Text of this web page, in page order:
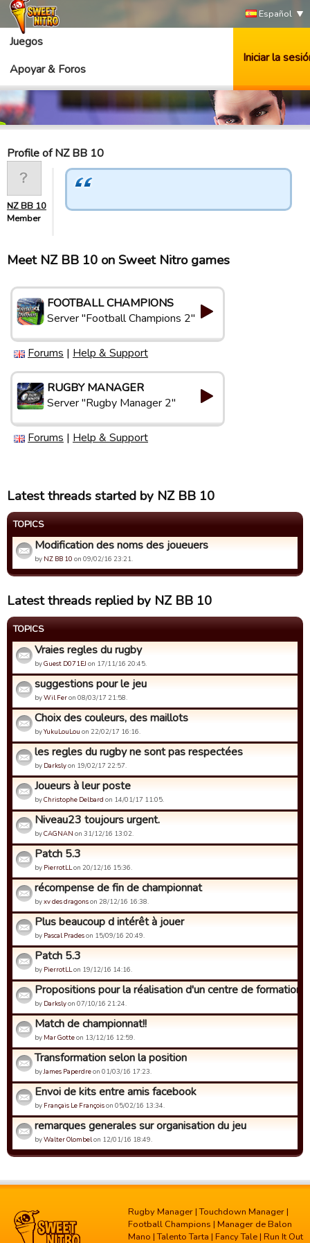
Español
Juegos
Apoyar & Foros
Iniciar la
Profile of NZ BB 10
NZ BB 10
Member
Meet NZ BB 10 on Sweet Nitro games
FOOTBALL CHAMPIONS
Server "Football Champions 2"
Forums | Help & Support
RUGBY MANAGER
Server "Rugby Manager 2"
Forums | Help & Support
Latest threads started by NZ BB 10
TOPICS
Modification des noms des joueuers
by NZ BB 10 on 09/02/16 23:21.
Latest threads replied by NZ BB 10
TOPICS
Vraies regles du rugby
byGuest D071EJ on 17/11/16 20:45.
suggestions pour le jeu
byWil Feron 08/03/17 21:58.
Choix des couleurs, des maillots
byYukuLouLou on 22/02/17 16:16.
les regles du rugby ne sont pas respectées
by Darkslyon 19/02/17 22:57.
Joueurs à leur poste
byChristophe Delbard on 14/01/17 11:05.
Niveau23 toujours urgent.
byCAGNAN on 31/12/16 13:02.
Patch 5.3
by PierrotLLon 20/12/16 15:36.
récompense de fin de championnat
byxv des dragonson 28/12/16 16:38.
Plus beaucoup d intérêt à jouer
by Pascal Pradeson 15/09/16 20:49.
Patch 5.3
by PierrotLLon 19/12/16 14:16.
Propositions pour la réalisation d'un centre de formation
by Darkslyon 07/10/16 21:24.
Match de championnat!!
by Mar Gotteon 13/12/16 12:59.
Transformation selon la position
byJames Paperdreon 01/03/16 17:23.
Envoi de kits entre amis facebook
by Français Le Françoison 05/02/16 13:34.
remarques generales sur organisation du jeu
byWalter Olombelon 12/01/16 18:49.
Rugby Manager |Touchdown Manager |
Football Champions | Manager de Balon
Mano |Talento Tarta | Fancy Tale | Run It Out